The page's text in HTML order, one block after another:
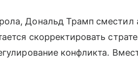
Дональд Трамп сместил
скорректировать
конфликта.